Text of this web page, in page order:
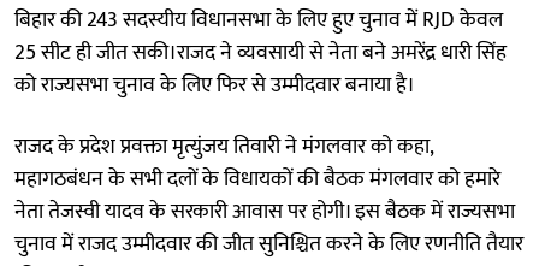
बिहार की 243 सदस्यीय विधानसभा के लिए हुए चुनाव में RJD केवल
25 सीट ही जीत सकी।राजद ने व्यवसायी से नेता बने अमरेंद्र धारी सिंह
को राज्यसभा चुनाव के लिए फिर से उम्मीदवार बनाया है।
राजद के प्रदेश प्रवक्ता मृत्युंजय तिवारी ने मंगलवार को कहा,
महागठबंधन के सभी दलों के विधायकों की बैठक मंगलवार को हमारे
नेता तेजस्वी यादव के सरकारी आवास पर होगी। इस बैठक में राज्यसभा
चुनाव में राजद उम्मीदवार की जीत सुनिश्चित करने के लिए रणनीति तैयार